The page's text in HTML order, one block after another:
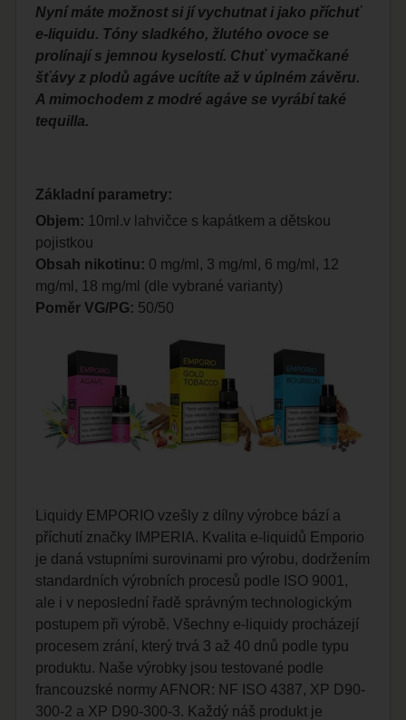
Nyní máte možnost si jí vychutnat i jako příchuť
e-liquidu. Tóny sladkého, žlutého ovoce se
prolínají s jemnou kyselostí. Chuť vymačkané
šťávy z plodů agáve ucítíte až v úplném závěru.
A mimochodem z modré agáve se vyrábí také
tequilla.
Základní parametry:
Objem: 10ml.v lahvičce s kapátkem a dětskou
pojistkou
Obsah nikotinu: 0 mg/ml, 3 mg/ml, 6 mg/ml, 12
mg/ml, 18 mg/ml (dle vybrané varianty)
Poměr VG/PG: 50/50
Liquidy EMPORIO vzešly z dílny výrobce bází a
příchutí značky IMPERIA. Kvalita e-liquidů Emporio
je daná vstupními surovinami pro výrobu, dodržením
standardních výrobních procesů podle ISO 9001,
ale i v neposlední řadě správným technologickým
postupem při výrobě. Všechny e-liquidy procházejí
procesem zrání, který trvá 3 až 40 dnů podle typu
produktu. Naše výrobky jsou testované podle
francouzské normy AFNOR: NF ISO 4387, XP D90-
300-2 a XP D90-300-3. Každý náš produkt je